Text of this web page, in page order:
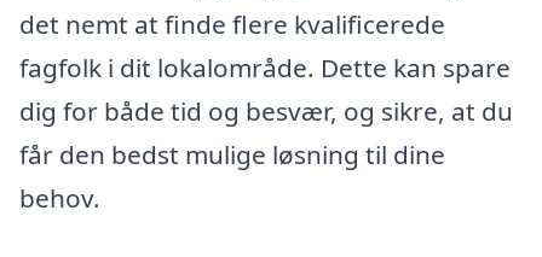
det nemt at finde flere kvalificerede
fagfolk i dit lokalområde. Dette kan spare
dig for både tid og besvær, og sikre, at du
får den bedst mulige løsning til dine
behov.